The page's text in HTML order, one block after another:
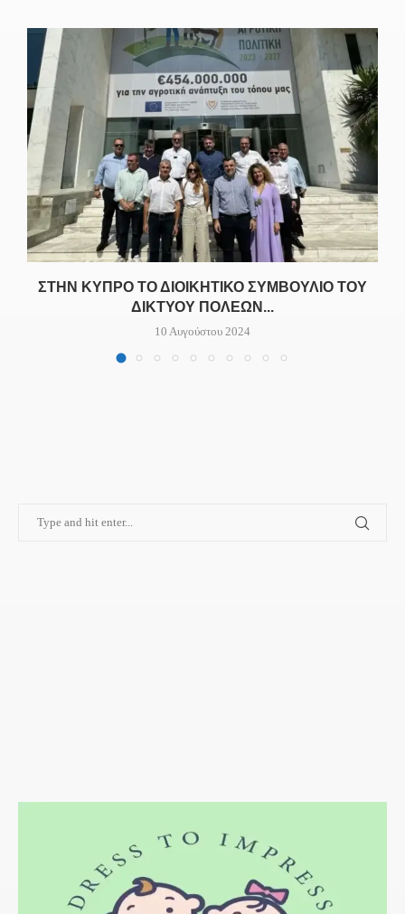
ΣΤΗΝ ΚΎΠΡΟ ΤΟ ΔΙΟΙΚΗΤΙΚΌ ΣΥΜΒΟΎΛΙΟ ΤΟΥ
ΔΙΚΤΎΟΥ ΠΌΛΕΩΝ...
10 Αυγούστου 2024